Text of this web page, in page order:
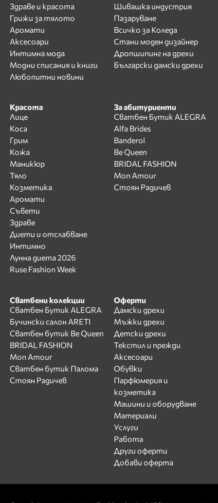
Здраве и красота
Грижи за тялото
Аромати
Аксесоари
Интимна мода
Модни списания и книги
Любопитни новини
Шивашка индустрия
Пазаруване
Всичко за Коледа
Стани моден дизайнер
Дропшипинг на дрехи
Български дамски дрехи
Красота
Лице
Коса
Грим
Кожа
Маникюр
Тяло
Козметика
Аромати
Съвети
Здраве
Диети и отслабване
Интимно
Лунна диета 2026
Ruse Fashion Week
За абитуриенти
Сватбен Бутик ALEGRA
Alfa Brides
Banderol
Be Queen
BRIDAL FASHION
Mon Amour
Стоян Радичев
Сватбени колекции
Сватбен Бутик ALEGRA
Бучински салон ARETI
Сватбен бутик Be Queen
BRIDAL FASHION
Mon Amour
Сватбен бутик Палома
Стоян Радичев
Оферти
Дамски дрехи
Мъжки дрехи
Детски дрехи
Текстил и прежди
Аксесоари
Обувки
Парфюмерия и
козметика
Машини и оборудване
Материали
Услуги
Работа
Други оферти
Добави оферта